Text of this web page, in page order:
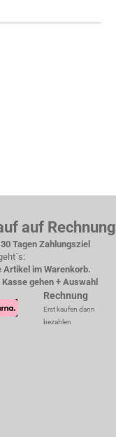
auf Rechnung
Tagen Zahlungsziel
Artikel im Warenkorb.
gehen + Auswahl
Rechnung
Erst kaufen dann
bezahlen